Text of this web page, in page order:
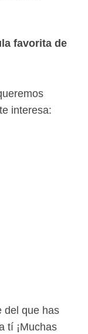
favorita de
interesa:
del que has
tí ¡Muchas